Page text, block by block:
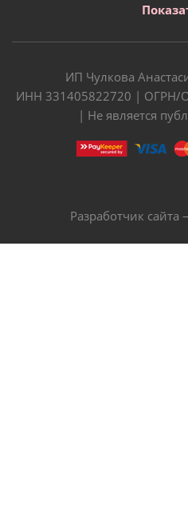
ИП Чулкова
ИНН 331405822720 | ОГРН/
| Не является
Разработчик сайта